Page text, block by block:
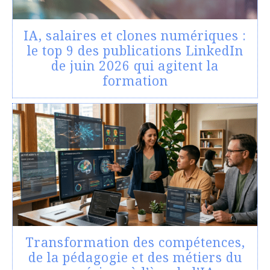
IA, salaires et clones numériques :
le top 9 des publications LinkedIn
de juin 2026 qui agitent la
formation
Transformation des compétences,
de la pédagogie et des métiers du